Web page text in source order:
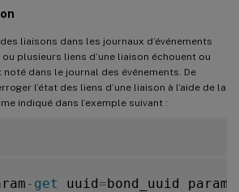
liaisons dans les journaux d’événements
plusieurs liens d’une liaison échouent ou
dans le journal des événements. De
l’état des liens d’une liaison à l’aide de la
indiqué dans l’exemple suivant :
- get uuid=bond_uuid param